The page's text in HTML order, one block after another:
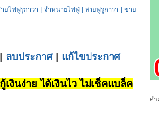
ยไฟฟูรูกาว่า จำหน่ายไฟฟู่ สายฟูรูกาว่า |ขาย
ลบประกาศ| แก้ไขประกาศ
งินง่าย ได้เงินไว ไม่เช็คแบล็ค
คำ